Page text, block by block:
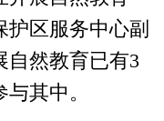
区服务中心副
自然教育已有3
其中。